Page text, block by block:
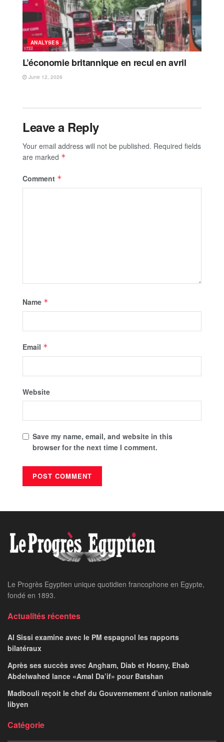
ANALYSES
L’économie britannique en recul en avril
June 12, 2026
Leave a Reply
Your email address will not be published. Required fields
are marked *
Comment *
Name *
Email *
Website
Save my name, email, and website in this
browser for the next time I comment.
Le Progrès Egyptien unique quotidien francophone en Egypte,
fondé en 1893.
Actualités récentes
Al Sissi examine avec le PM espagnol les rapports
bilatéraux
Après ses succès avec Angham, Diab et Hosny, Ehab
Abdelwahed lance «Amal Da’if» pour Batshan
Madbouli reçoit le chef du Gouvernement d’union nationale
libyen
Catégorie